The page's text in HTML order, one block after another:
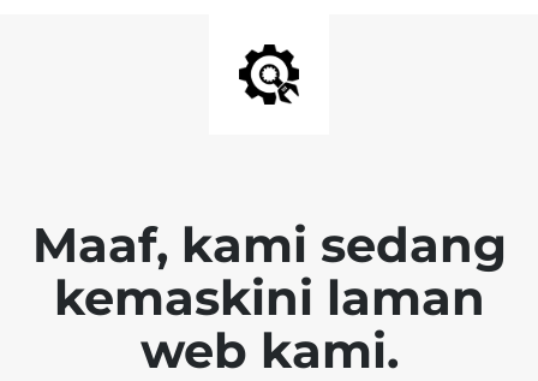
Maaf, kami sedang
kemaskini laman
web kami.